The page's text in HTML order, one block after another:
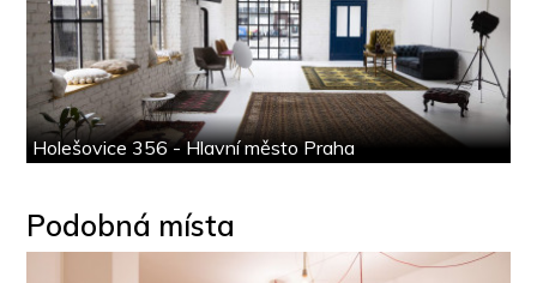
Holešovice 356 - Hlavní město Praha
Podobná místa